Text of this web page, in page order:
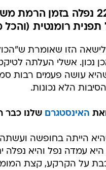
אשלי בת ה-22 נפלה
תפנית רומנטית
הזו שאומרת
נכון. אשלי העלתה
עושה פעמים רבות
הלא נכונות.
האינסטגרם שלנו כבר
הייתה בחופשה
עמדה נפל והיא נפלה
על הקרקע, קצת